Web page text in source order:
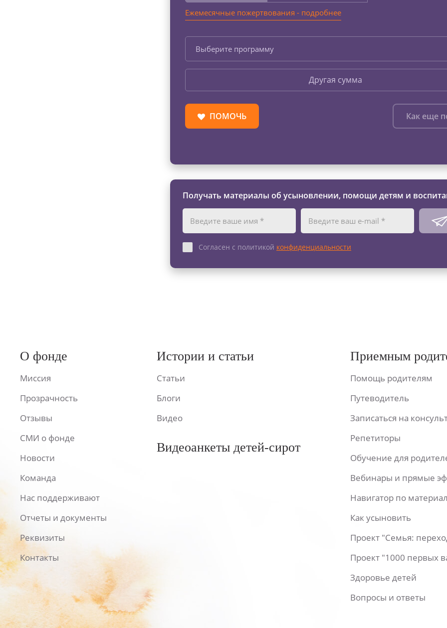
Ежемесячные пожертвования - подробнее
Выберите программу
Другая сумма
ПОМОЧЬ Как еще
Получать материалы об усыновлении, помощи детям и
Согласен с политикой конфиденциальности
О фонде
Миссия
Прозрачность
Отзывы
СМИ о фонде
Новости
Команда
Нас поддерживают
Отчеты и документы
Реквизиты
Контакты
Истории и статьи
Статьи
Блоги
Видео
Видеоанкеты детей-сирот
Приемным
Помощь родителям
Путеводитель
Записаться на
Репетиторы
Обучение для
Вебинары и прямые
Навигатор по
Как усыновить
Проект "Семья:
Проект "1000 первых
Здоровье детей
Вопросы и ответы